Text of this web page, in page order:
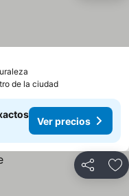
de la ciudad
Ver precios
Compartir